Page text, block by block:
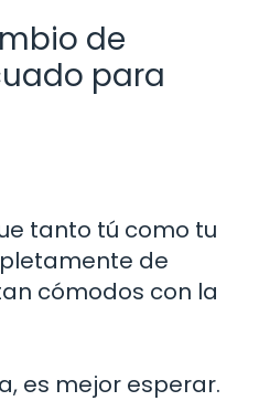
de
para
tanto tú como tu
de
cómodos con la
es mejor esperar.